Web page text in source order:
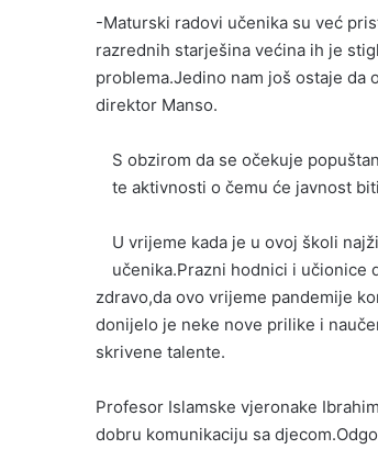
-Maturski radovi učenika su već
razrednih starješina većina ih je
problema.Jedino nam još ostaje da
direktor Manso.
S obzirom da se očekuje
te aktivnosti o čemu će javnost
U vrijeme kada je u ovoj školi
učenika.Prazni hodnici i učionice
zdravo,da ovo vrijeme pandemije
donijelo je neke nove prilike i
skrivene talente.
Profesor Islamske vjeronake
dobru komunikaciju sa